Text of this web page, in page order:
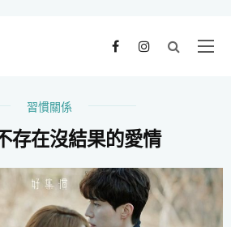
習慣關係
存在沒結果的愛情